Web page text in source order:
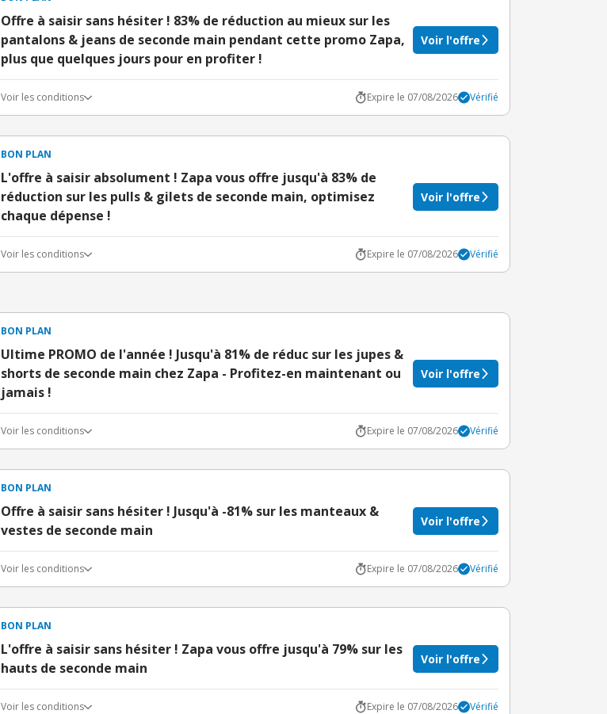
Offre à saisir sans hésiter ! 83% de réduction au mieux sur les
pantalons & jeans de seconde main pendant cette promo Zapa,
plus que quelques jours pour en profiter !
Voir l'offre
Voir les conditions Expire le 07/08/2026 Vérifié
BON PLAN
L'offre à saisir absolument ! Zapa vous offre jusqu'à 83% de
réduction sur les pulls & gilets de seconde main, optimisez
chaque dépense !
Voir l'offre
Voir les conditions Expire le 07/08/2026 Vérifié
BON PLAN
Ultime PROMO de l'année ! Jusqu'à 81% de réduc sur les jupes &
shorts de seconde main chez Zapa - Profitez-en maintenant ou
jamais !
Voir l'offre
Voir les conditions Expire le 07/08/2026 Vérifié
BON PLAN
Offre à saisir sans hésiter ! Jusqu'à -81% sur les manteaux &
vestes de seconde main
Voir l'offre
Voir les conditions Expire le 07/08/2026 Vérifié
BON PLAN
L'offre à saisir sans hésiter ! Zapa vous offre jusqu'à 79% sur les
hauts de seconde main
Voir l'offre
Voir les conditions Expire le 07/08/2026 Vérifié